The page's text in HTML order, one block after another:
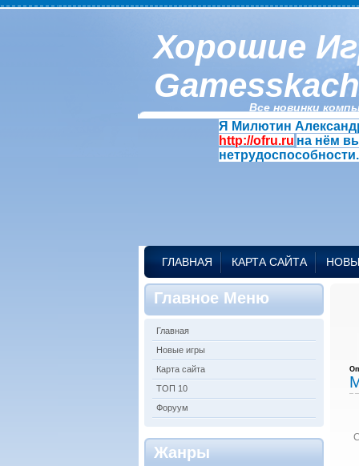
Хорошие
Все новинки
Я Милютин
http://ofru.ru на нём
нетрудоспособности.
ГЛАВНАЯ КАРТА САЙТА
Главное Меню
Главная
Новые игры
Карта сайта
ТОП 10
Форуум
Жанры